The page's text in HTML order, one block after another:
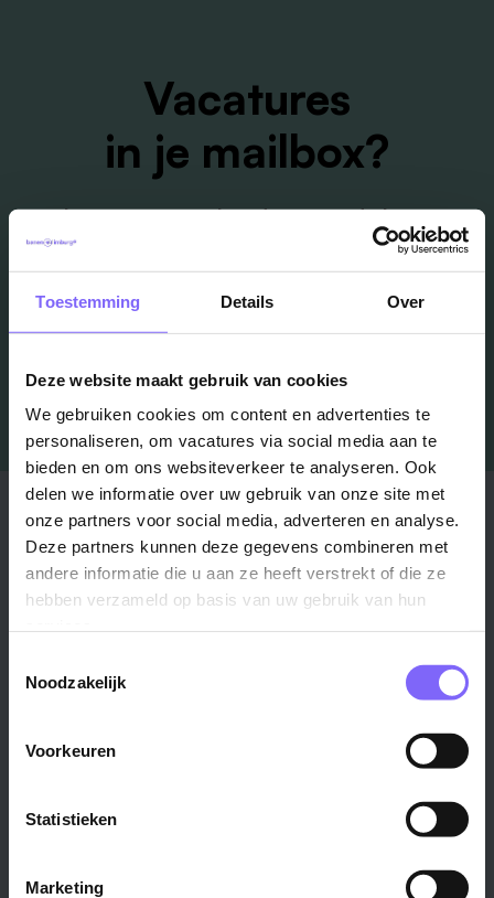
Toestemming Details Over
Deze website maakt gebruik van cookies
We gebruiken cookies om content en advertenties te
personaliseren, om vacatures via social media aan te
bieden en om ons websiteverkeer te analyseren. Ook
delen we informatie over uw gebruik van onze site met
onze partners voor social media, adverteren en analyse.
Deze partners kunnen deze gegevens combineren met
andere informatie die u aan ze heeft verstrekt of die ze
hebben verzameld op basis van uw gebruik van hun
Noodzakelijk
Voorkeuren
Statistieken
Marketing
Vacatures
in je mailbox?
Schrijf je in en we houden je op de hoogte
Job Alert instellen
Stad
Maastricht ›
Venlo ›
Weert ›
Regio
Zuid-Limburg ›
Midden-Limburg ›
Onderwijs ›
Zorg & welzijn ›
Productiemedewerker ›
Administratief medewerker ›